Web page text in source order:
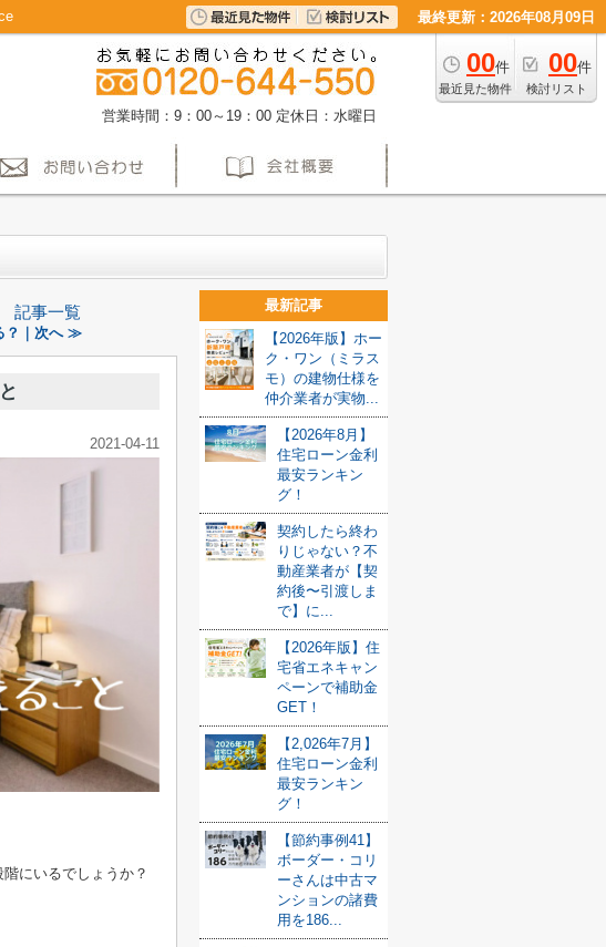
最終更新：2026年08月09日
00件
最近見た物件
00件
検討リスト
営業時間：9：00～19：00 定休日：水曜日
記事一覧
？｜次へ ≫
2021-04-11
にいるでしょうか？
最新記事
【2026年版】ホー
ク・ワン（ミラス
モ）の建物仕様を
仲介業者が実物...
【2026年8月】
住宅ローン金利
最安ランキン
グ！
契約したら終わ
りじゃない？不
動産業者が【契
約後〜引渡しま
で】に...
【2026年版】住
宅省エネキャン
ペーンで補助金
GET！
【2,026年7月】
住宅ローン金利
最安ランキン
グ！
【節約事例41】
ボーダー・コリ
ーさんは中古マ
ンションの諸費
用を186...